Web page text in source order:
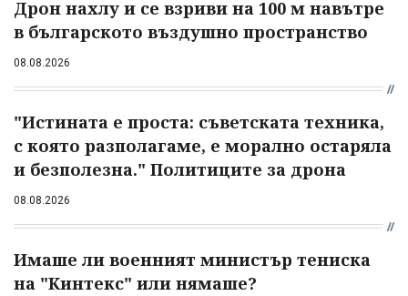
Дрон нахлу и се взриви на 100 м навътре
в българското въздушно пространство
08.08.2026
"Истината е проста: съветската техника,
с която разполагаме, е морално остаряла
и безполезна." Политиците за дрона
08.08.2026
Имаше ли военният министър тениска
на "Кинтекс" или нямаше?